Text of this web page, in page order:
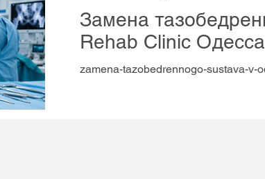
Замена
Rehab Clinic
СОВРЕМЕННОЕ
zamena-tazobedrennogo-sustava-v-